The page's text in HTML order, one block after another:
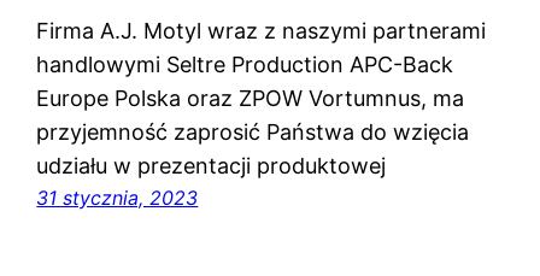
Firma A.J. Motyl wraz z naszymi partnerami
handlowymi Seltre Production APC-Back
Europe Polska oraz ZPOW Vortumnus, ma
przyjemność zaprosić Państwa do wzięcia
udziału w prezentacji produktowej
31 stycznia, 2023